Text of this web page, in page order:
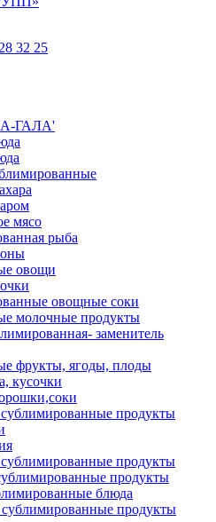
32 25
ГАЛА'
мясо
рыба
овощи
овощные соки
молочные продукты
заменитель
фрукты, ягоды, плоды
кусочки
продукты
продукты
продукты
блюда
продукты